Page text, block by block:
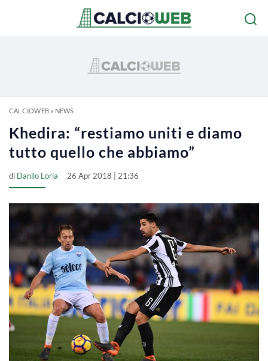
CALCIOWEB» NEWS
Khedira: “restiamo uniti e diamo
tutto quello che abbiamo”
di Danilo Loria 26 Apr 2018 | 21:36